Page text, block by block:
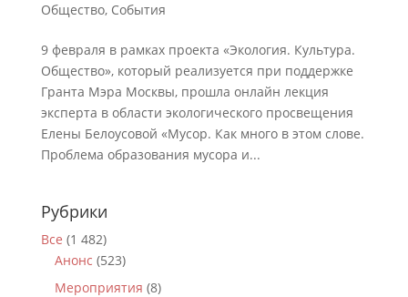
Общество, События
9 февраля в рамках проекта «Экология. Культура.
Общество», который реализуется при поддержке
Гранта Мэра Москвы, прошла онлайн лекция
эксперта в области экологического просвещения
Елены Белоусовой «Мусор. Как много в этом слове.
Проблема образования мусора и...
Рубрики
Все (1 482)
Анонс (523)
Мероприятия (8)